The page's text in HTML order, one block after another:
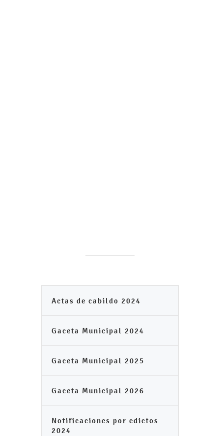
Actas de cabildo 2024
Gaceta Municipal 2024
Gaceta Municipal 2025
Gaceta Municipal 2026
Notificaciones por edictos
2024